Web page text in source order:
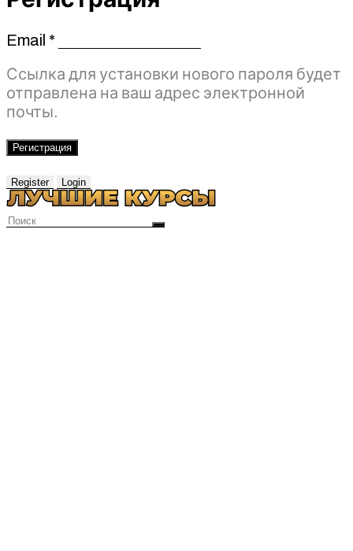
Email *Обязательно
Ссылка для установки нового пароля будет
отправлена ​​на ваш адрес электронной
почты.
Регистрация
Register Login